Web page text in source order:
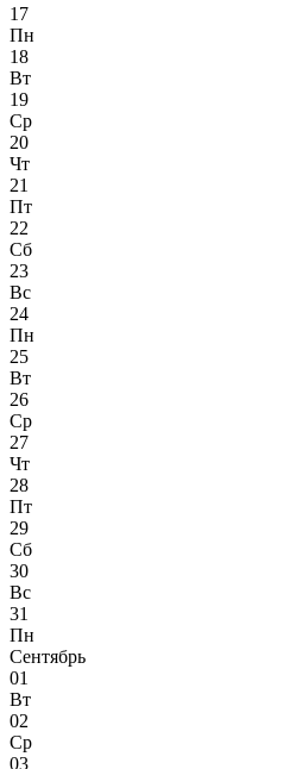
17
Пн
18
Вт
19
Ср
20
Чт
21
Пт
22
Сб
23
Вс
24
Пн
25
Вт
26
Ср
27
Чт
28
Пт
29
Сб
30
Вс
31
Пн
Сентябрь
01
Вт
02
Ср
03